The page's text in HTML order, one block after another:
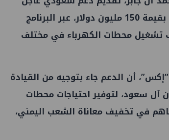
للحكومة اليمنية بالمشتقات النفطية بقيمة 150 مليون دولار، عبر البرنامج
تشغيل محطات الكهرباء في مختلف
أن الدعم جاء بتوجيه من القيادة
آل سعود، لتوفير احتياجات محطات
في تخفيف معاناة الشعب اليمني،